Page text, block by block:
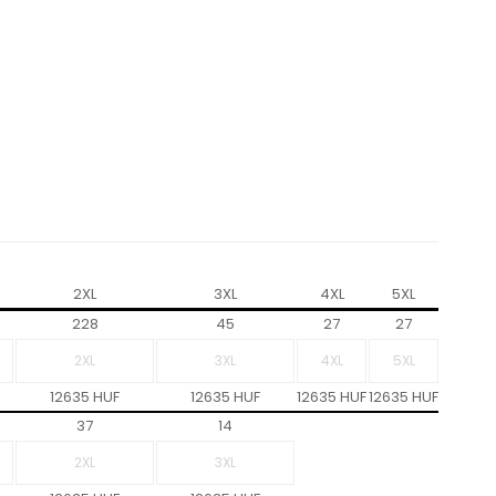
2XL 3XL 4XL 5XL
228
45 27 27
12635 HUF 12635 HUF 12635 HUF12635 HUF
37
14